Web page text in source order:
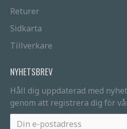
Returer
Sidkarta
Tillverkare
NYHETSBREV
Håll dig uppdaterad med
genom att registrera dig för